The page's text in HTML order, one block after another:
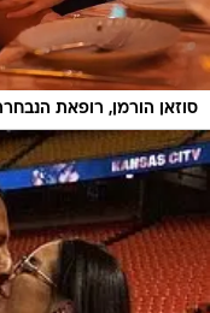
סוזאן הורמן, רופאת